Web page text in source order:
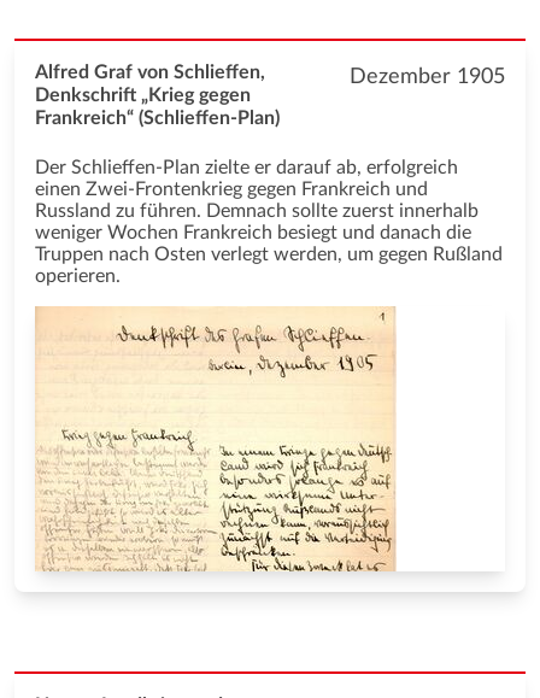
Dezember 1905
Alfred Graf von Schlieffen,
Denkschrift „Krieg gegen
Frankreich“ (Schlieffen-Plan)
Der Schlieffen-Plan zielte er darauf ab, erfolgreich
einen Zwei-Frontenkrieg gegen Frankreich und
Russland zu führen. Demnach sollte zuerst innerhalb
weniger Wochen Frankreich besiegt und danach die
Truppen nach Osten verlegt werden, um gegen Rußland
operieren.